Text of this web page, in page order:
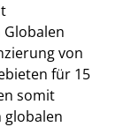
von
für 15
somit
globalen